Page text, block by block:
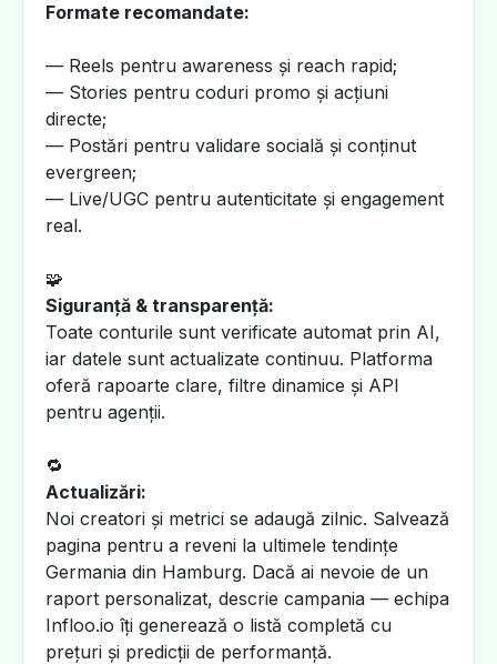
Formate recomandate:
— Reels pentru awareness și reach rapid;
— Stories pentru coduri promo și acțiuni
directe;
— Postări pentru validare socială și conținut
evergreen;
— Live/UGC pentru autenticitate și engagement
real.
🧩
Siguranță & transparență:
Toate conturile sunt verificate automat prin AI,
iar datele sunt actualizate continuu. Platforma
oferă rapoarte clare, filtre dinamice și API
pentru agenții.
🔁
Actualizări:
Noi creatori și metrici se adaugă zilnic. Salvează
pagina pentru a reveni la ultimele tendințe
Germania din Hamburg. Dacă ai nevoie de un
raport personalizat, descrie campania — echipa
Infloo.io îți generează o listă completă cu
prețuri și predicții de performanță.